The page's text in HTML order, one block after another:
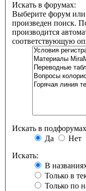
Искать в форумах:
Выберите форум
произведен поиск.
производится
соответствующую
Искать в
Да
Нет
Искать:
В
Только в
Только по